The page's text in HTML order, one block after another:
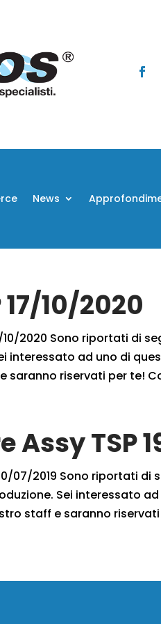
News
10/2020
2020 Sono riportati di
interessato ad uno di
saranno riservati per te!
Assy TSP
07/2019 Sono riportati
Sei interessato
staff e saranno riservati